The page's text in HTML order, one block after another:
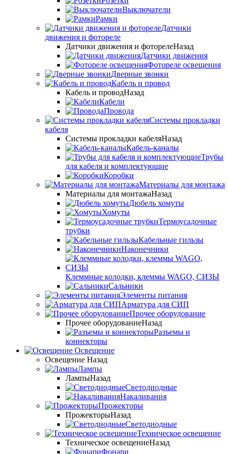
Выключатели
Рамки
Датчики
движения и фотореле
Датчики движения и фоторелеНазад
Датчики движения
Фотореле освещения
Дверные звонки
Кабель и провод
Кабель и проводНазад
Кабели
Провода
Системы прокладки
кабеля
Системы прокладки кабеляНазад
Кабель-каналы
Трубы
для кабеля и комплектующие
Коробки
Материалы для монтажа
Материалы для монтажаНазад
Дюбель хомуты
Хомуты
Термоусадочные
трубки
Кабельные гильзы
Наконечники
Клеммные колодки, клеммы WAGO, СИЗЫ
Сальники
Элементы питания
Арматура для СИП
Прочее оборудование
Прочее оборудованиеНазад
Разъемы и
коннекторы
Освещение
Освещение Назад
Лампы
ЛампыНазад
Светодиодные
Накаливания
Прожекторы
ПрожекторыНазад
Светодиодные
Техническое освещение
Техническое освещениеНазад
Фонари